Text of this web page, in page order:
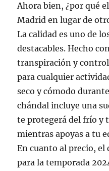
Ahora bien, ¿por qué
Madrid en lugar de
La calidad es uno de
destacables. Hecho
transpiración y
para cualquier
seco y cómodo
chándal incluye una
te protegerá del frío y
mientras apoyas a tu
En cuanto al precio, el
para la temporada